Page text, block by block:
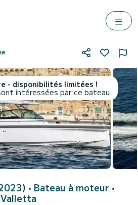
- disponibilités limitées !
intéressées par ce bateau
• Bateau à moteur •
Valletta